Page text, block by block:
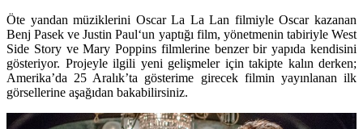
Öte yandan müziklerini Oscar La La Lan filmiyle Oscar kazanan
Benj Pasek veJustin Paul‘un yaptığı film, yönetmenin tabiriyle West
Side Story ve Mary Poppins filmlerine benzer bir yapıda kendisini
gösteriyor. Projeyle ilgili yeni gelişmeler için takipte kalın derken;
Amerika’da 25 Aralık’ta gösterime girecek filmin yayınlanan ilk
görsellerine aşağıdan bakabilirsiniz.